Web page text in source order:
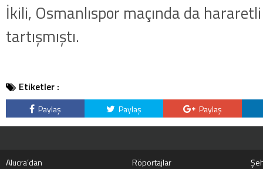
İkili, Osmanlıspor maçında da
tartışmıştı.
Etiketler :
Paylaş Paylaş Paylaş
Alucra’dan Röportajlar